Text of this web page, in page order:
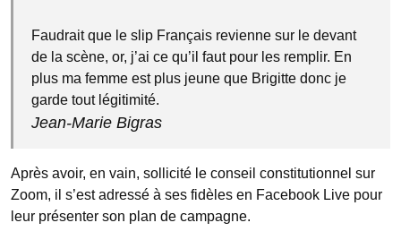
Faudrait que le slip Français revienne sur le devant
de la scène, or, j’ai ce qu’il faut pour les remplir. En
plus ma femme est plus jeune que Brigitte donc je
garde tout légitimité.
Jean-Marie Bigras
Après avoir, en vain, sollicité le conseil constitutionnel sur
Zoom, il s’est adressé à ses fidèles en Facebook Live pour
leur présenter son plan de campagne.